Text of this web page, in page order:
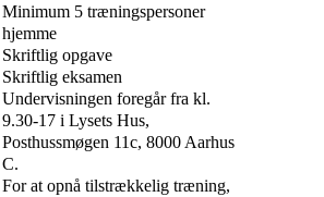
Minimum 5 træningspersoner
hjemme
Skriftlig opgave
Skriftlig eksamen
Undervisningen foregår fra kl.
9.30-17 i Lysets Hus,
Posthussmøgen 11c, 8000 Aarhus
C.
For at opnå tilstrækkelig træning,